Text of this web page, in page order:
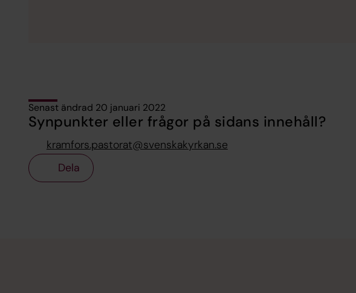
Senast ändrad 20 januari 2022
Synpunkter eller frågor på sidans innehåll?
kramfors.pastorat@svenskakyrkan.se
Dela